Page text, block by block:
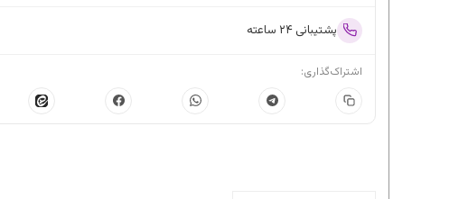
پشتیبانی ۲۴ ساعته
اشتراک‌گذاری: